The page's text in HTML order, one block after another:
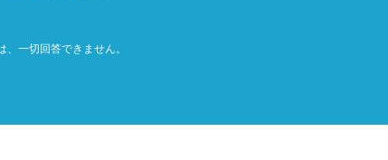
一切回答できません。